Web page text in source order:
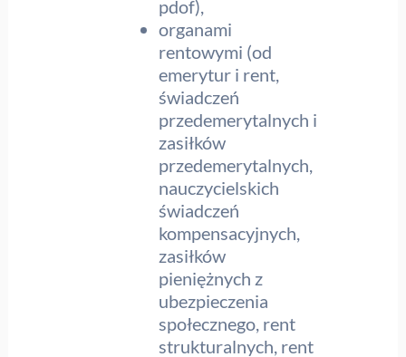
pdof),
organami
rentowymi (od
emerytur i rent,
świadczeń
przedemerytalnych i
zasiłków
przedemerytalnych,
nauczycielskich
świadczeń
kompensacyjnych,
zasiłków
pieniężnych z
ubezpieczenia
społecznego, rent
strukturalnych, rent